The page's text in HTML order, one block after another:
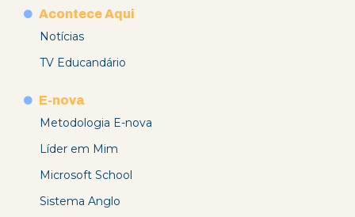
Acontece Aqui
Notícias
TV Educandário
E-nova
Metodologia E-nova
Líder em Mim
Microsoft School
Sistema Anglo